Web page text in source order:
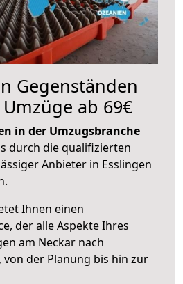
Gegenständen
ab 69€
in der Umzugsbranche
durch die qualifizierten
Anbieter in Esslingen
Ihnen einen
der alle Aspekte Ihres
am Neckar nach
der Planung bis hin zur